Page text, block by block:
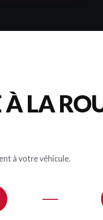
LA
à votre véhicule.